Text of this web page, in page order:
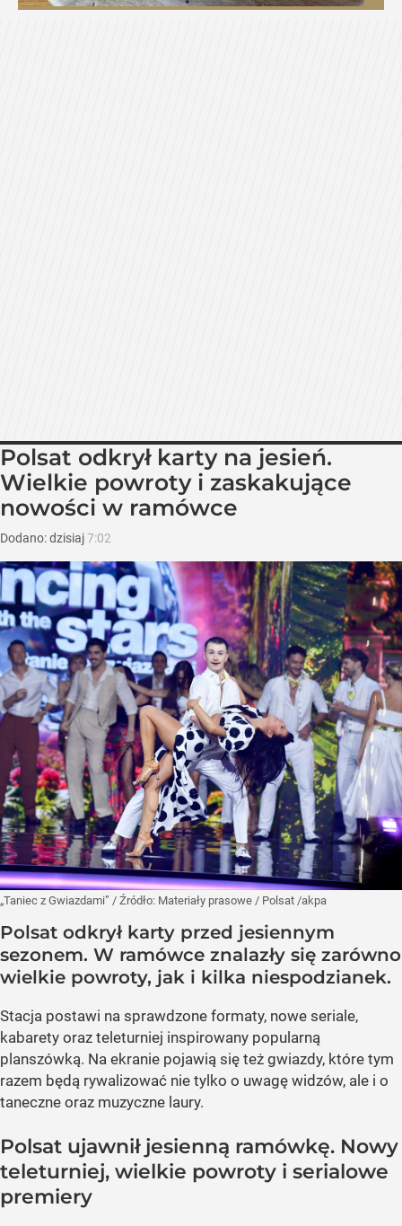
Polsat odkrył karty na jesień.
Wielkie powroty i zaskakujące
nowości w ramówce
Dodano:dzisiaj7:02
„Taniec z Gwiazdami” / Źródło: Materiały prasowe / Polsat /akpa
Polsat odkrył karty przed jesiennym
sezonem. W ramówce znalazły się zarówno
wielkie powroty, jak i kilka niespodzianek.
Stacja postawi na sprawdzone formaty, nowe seriale,
kabarety oraz teleturniej inspirowany popularną
planszówką. Na ekranie pojawią się też gwiazdy, które tym
razem będą rywalizować nie tylko o uwagę widzów, ale i o
taneczne oraz muzyczne laury.
Polsat ujawnił jesienną ramówkę. Nowy
teleturniej, wielkie powroty i serialowe
premiery